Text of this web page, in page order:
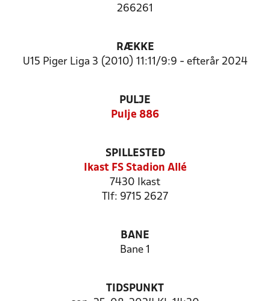
266261
RÆKKE
U15 Piger Liga 3 (2010) 11:11/9:9 - efterår 2024
PULJE
Pulje 886
SPILLESTED
Ikast FS Stadion Allé
7430 Ikast
Tlf: 9715 2627
BANE
Bane 1
TIDSPUNKT